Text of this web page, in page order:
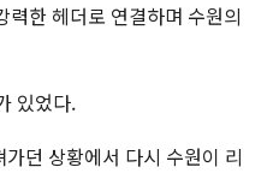
한 헤더로 연결하며 수원의
있었다.
던 상황에서 다시 수원이 리